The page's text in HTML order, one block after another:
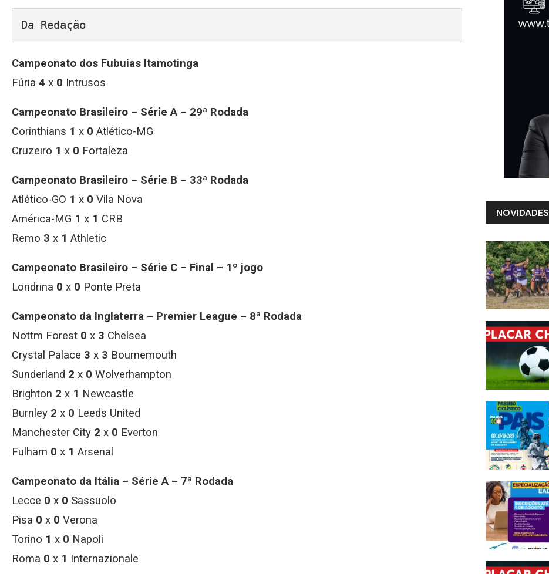
Da Redação
Campeonato dos Fubuias Itamotinga
Fúria 4 x 0 Intrusos
Campeonato Brasileiro – Série A – 29ª Rodada
Corinthians 1 x 0 Atlético-MG
Cruzeiro 1 x 0 Fortaleza
Campeonato Brasileiro – Série B – 33ª Rodada
Atlético-GO 1 x 0 Vila Nova
América-MG 1 x 1 CRB
Remo 3 x 1 Athletic
Campeonato Brasileiro – Série C – Final – 1º jogo
Londrina 0 x 0 Ponte Preta
Campeonato da Inglaterra – Premier League – 8ª Rodada
Nottm Forest 0 x 3 Chelsea
Crystal Palace 3 x 3 Bournemouth
Sunderland 2 x 0 Wolverhampton
Brighton 2 x 1 Newcastle
Burnley 2 x 0 Leeds United
Manchester City 2 x 0 Everton
Fulham 0 x 1 Arsenal
Campeonato da Itália – Série A – 7ª Rodada
Lecce 0 x 0 Sassuolo
Pisa 0 x 0 Verona
Torino 1 x 0 Napoli
Roma 0 x 1 Internazionale
NOVIDADES